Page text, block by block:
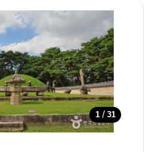
1 / 31